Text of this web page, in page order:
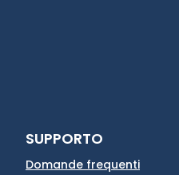
SUPPORTO
Domande frequenti